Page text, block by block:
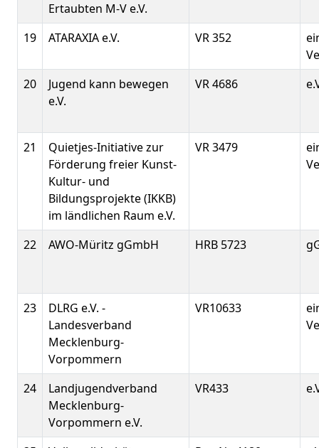
Ertaubten M-V e.V.
19 ATARAXIA e.V. VR 352
20
Jugend kann bewegen
e.V.
VR 4686
21
Quietjes-Initiative zur
Förderung freier Kunst-
Kultur- und
Bildungsprojekte (IKKB)
im ländlichen Raum e.V.
VR 3479
22 AWO-Müritz gGmbH HRB 5723
23
DLRG e.V. -
Landesverband
Mecklenburg-
Vorpommern
VR10633
24
Landjugendverband
Mecklenburg-
Vorpommern e.V.
VR433